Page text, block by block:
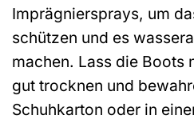
Imprägniersprays, um
schützen und es
machen. Lass die Boots
gut trocknen und
Schuhkarton oder in